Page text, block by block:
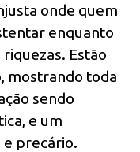
onde quem
enquanto
Estão
mostrando toda
sendo
e um
precário.